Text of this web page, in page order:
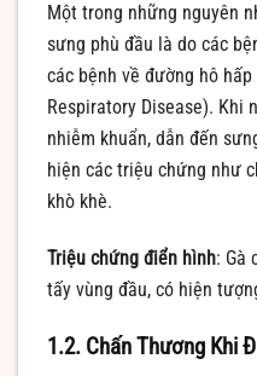
Một trong những nguyên
sưng phù đầu là do các
các bệnh về đường hô
Respiratory Disease). Khi
nhiễm khuẩn, dẫn đến
hiện các triệu chứng như
khò khè.
Triệu chứng điển hình: Gà
tấy vùng đầu, có hiện
1.2. Chấn Thương Khi